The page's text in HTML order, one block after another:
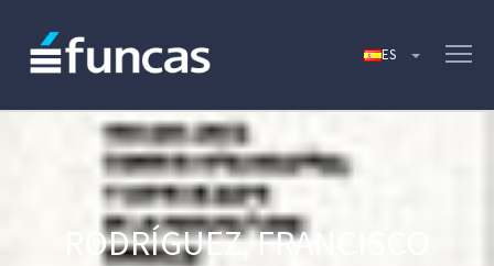
RODRÍGUEZ, FRANCISCO